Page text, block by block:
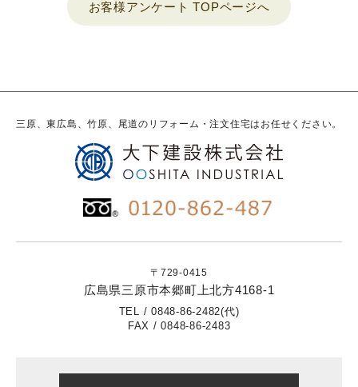
お客様アンケート TOPページへ
三原、東広島、竹原、尾道のリフォーム・注文住宅はお任せください。
〒729-0415
広島県三原市本郷町上北方4168-1
TEL / 0848-86-2482(代)
FAX / 0848-86-2483